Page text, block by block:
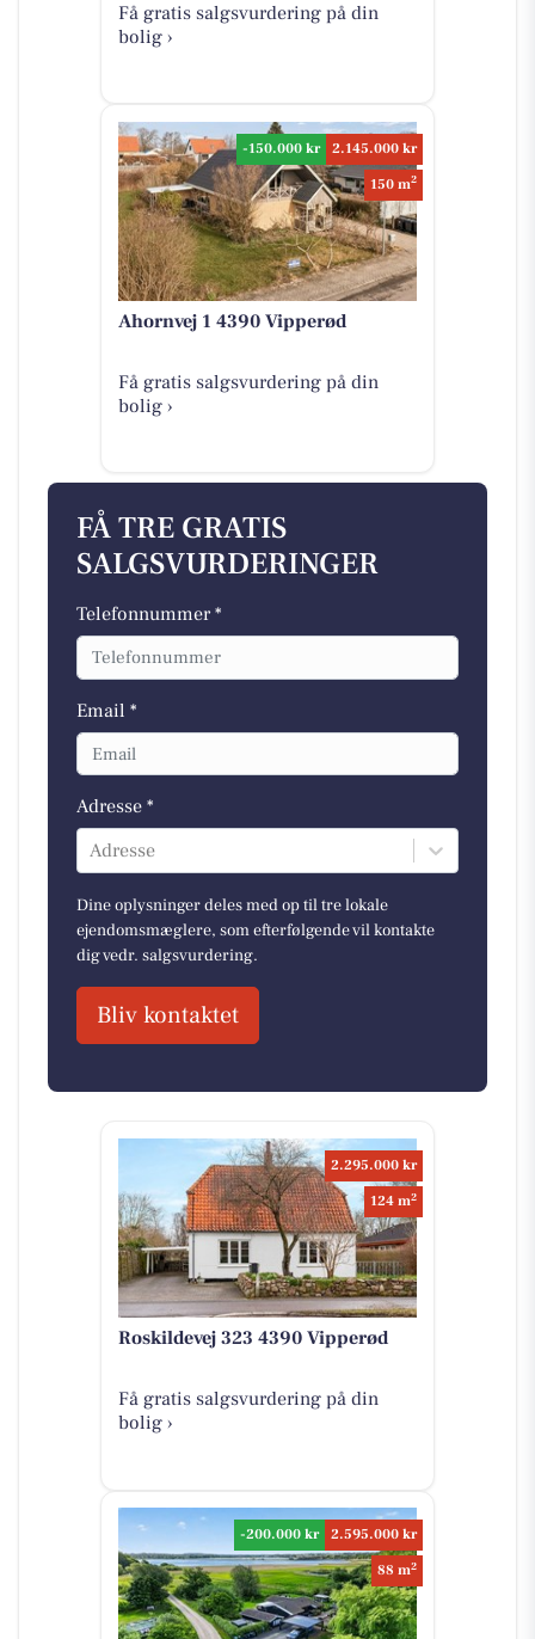
Få gratis salgsvurdering på din
bolig ›
-150.000 kr
2.145.000 kr
150 m2
Ahornvej 1 4390 Vipperød
Få gratis salgsvurdering på din
bolig ›
FÅ TRE GRATIS
SALGSVURDERINGER
Telefonnummer *
Email *
Adresse *
Adresse
Dine oplysninger deles med op til tre lokale
ejendomsmæglere, som efterfølgende vil kontakte
dig vedr. salgsvurdering.
Bliv kontaktet
2.295.000 kr
124 m2
Roskildevej 323 4390 Vipperød
Få gratis salgsvurdering på din
bolig ›
-200.000 kr
2.595.000 kr
88 m2